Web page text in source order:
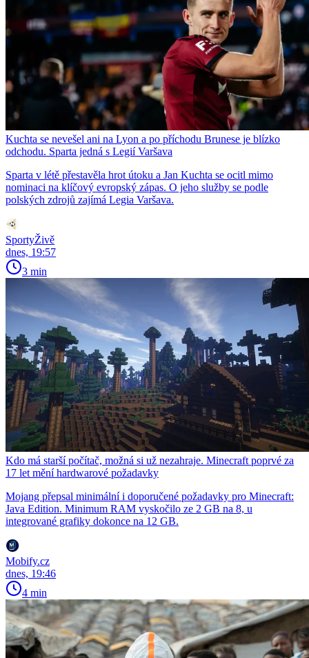
Kuchta se nevešel ani na Lyon a po příchodu Brunese je blízko
odchodu. Sparta jedná s Legií Varšava
Sparta v létě přestavěla hrot útoku a Jan Kuchta se ocitl mimo
nominaci na klíčový evropský zápas. O jeho služby se podle
polských zdrojů zajímá Legia Varšava.
SportyŽivě
dnes, 19:57
3 min
Kdo má starší počítač, možná si už nezahraje. Minecraft poprvé za
17 let mění hardwarové požadavky
Mojang přepsal minimální i doporučené požadavky pro Minecraft:
Java Edition. Minimum RAM vyskočilo ze 2 GB na 8, u
integrované grafiky dokonce na 12 GB.
Mobify.cz
dnes, 19:46
4 min